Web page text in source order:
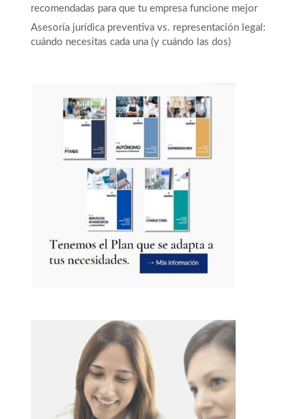
recomendadas para que tu empresa funcione mejor
Asesoría jurídica preventiva vs. representación legal:
cuándo necesitas cada una (y cuándo las dos)